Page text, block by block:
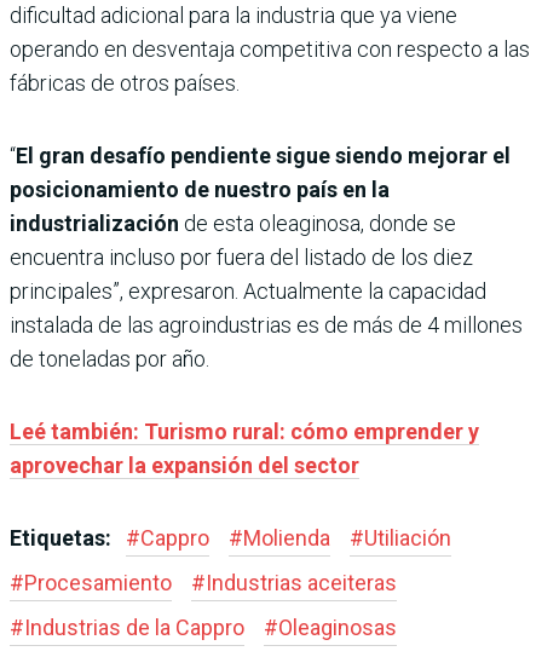
dificultad adicional para la industria que ya viene
operando en desventaja competitiva con respecto a las
fábricas de otros países.
“El gran desafío pendiente sigue siendo mejorar el
posicionamiento de nuestro país en la
industrialización de esta oleaginosa, donde se
encuentra incluso por fuera del listado de los diez
principales”, expresaron. Actualmente la capacidad
instalada de las agroindustrias es de más de 4 millones
de toneladas por año.
Leé también: Turismo rural: cómo emprender y
aprovechar la expansión del sector
Etiquetas: #Cappro #Molienda #Utiliación
#Procesamiento #Industrias aceiteras
#Industrias de la Cappro #Oleaginosas